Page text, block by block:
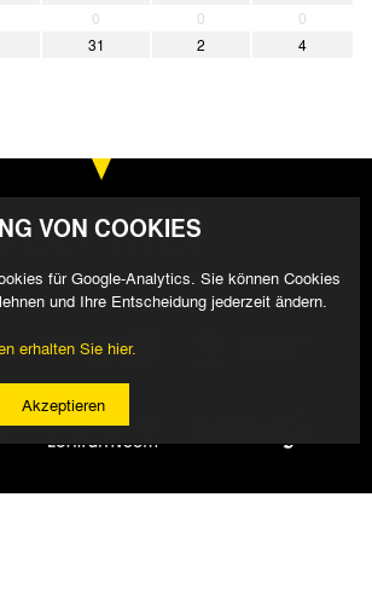
0 0
0
31 2 4
VON COOKIES
für Google-Analytics. Sie können Cookies
und Ihre Entscheidung jederzeit ändern.
erhalten Sie hier.
Akzeptieren